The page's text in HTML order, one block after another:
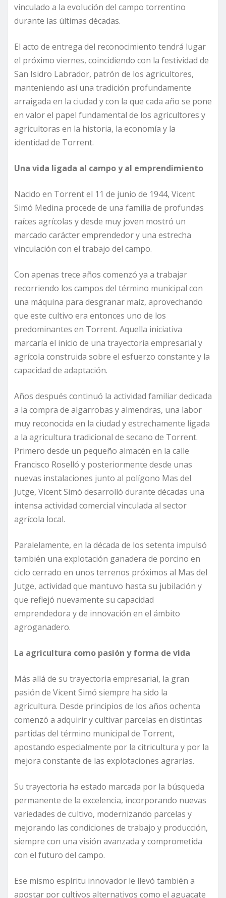
vinculado a la evolución del campo torrentino
durante las últimas décadas.
El acto de entrega del reconocimiento tendrá lugar
el próximo viernes, coincidiendo con la festividad de
San Isidro Labrador, patrón de los agricultores,
manteniendo así una tradición profundamente
arraigada en la ciudad y con la que cada año se pone
en valor el papel fundamental de los agricultores y
agricultoras en la historia, la economía y la
identidad de Torrent.
Una vida ligada al campo y al emprendimiento
Nacido en Torrent el 11 de junio de 1944, Vicent
Simó Medina procede de una familia de profundas
raíces agrícolas y desde muy joven mostró un
marcado carácter emprendedor y una estrecha
vinculación con el trabajo del campo.
Con apenas trece años comenzó ya a trabajar
recorriendo los campos del término municipal con
una máquina para desgranar maíz, aprovechando
que este cultivo era entonces uno de los
predominantes en Torrent. Aquella iniciativa
marcaría el inicio de una trayectoria empresarial y
agrícola construida sobre el esfuerzo constante y la
capacidad de adaptación.
Años después continuó la actividad familiar dedicada
a la compra de algarrobas y almendras, una labor
muy reconocida en la ciudad y estrechamente ligada
a la agricultura tradicional de secano de Torrent.
Primero desde un pequeño almacén en la calle
Francisco Roselló y posteriormente desde unas
nuevas instalaciones junto al polígono Mas del
Jutge, Vicent Simó desarrolló durante décadas una
intensa actividad comercial vinculada al sector
agrícola local.
Paralelamente, en la década de los setenta impulsó
también una explotación ganadera de porcino en
ciclo cerrado en unos terrenos próximos al Mas del
Jutge, actividad que mantuvo hasta su jubilación y
que reflejó nuevamente su capacidad
emprendedora y de innovación en el ámbito
agroganadero.
La agricultura como pasión y forma de vida
Más allá de su trayectoria empresarial, la gran
pasión de Vicent Simó siempre ha sido la
agricultura. Desde principios de los años ochenta
comenzó a adquirir y cultivar parcelas en distintas
partidas del término municipal de Torrent,
apostando especialmente por la citricultura y por la
mejora constante de las explotaciones agrarias.
Su trayectoria ha estado marcada por la búsqueda
permanente de la excelencia, incorporando nuevas
variedades de cultivo, modernizando parcelas y
mejorando las condiciones de trabajo y producción,
siempre con una visión avanzada y comprometida
con el futuro del campo.
Ese mismo espíritu innovador le llevó también a
apostar por cultivos alternativos como el aguacate